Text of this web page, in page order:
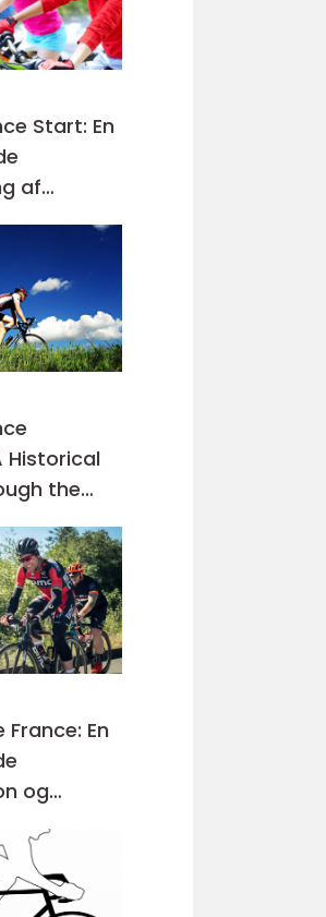
Start: En
af
Historical
the
Prestigious
France: En
og